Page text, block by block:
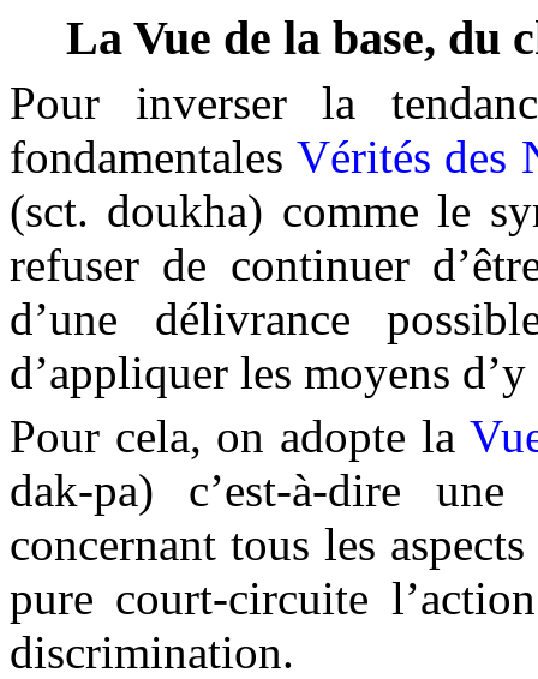
La Vue de la base, du
Pour inverser la
fondamentales Vérités des
(sct. doukha) comme le
refuser de continuer
d’une délivrance
d’appliquer les moyens
Pour cela, on adopte la
dak-pa) c’est-à-dire une
concernant tous les
pure court-circuite
discrimination.